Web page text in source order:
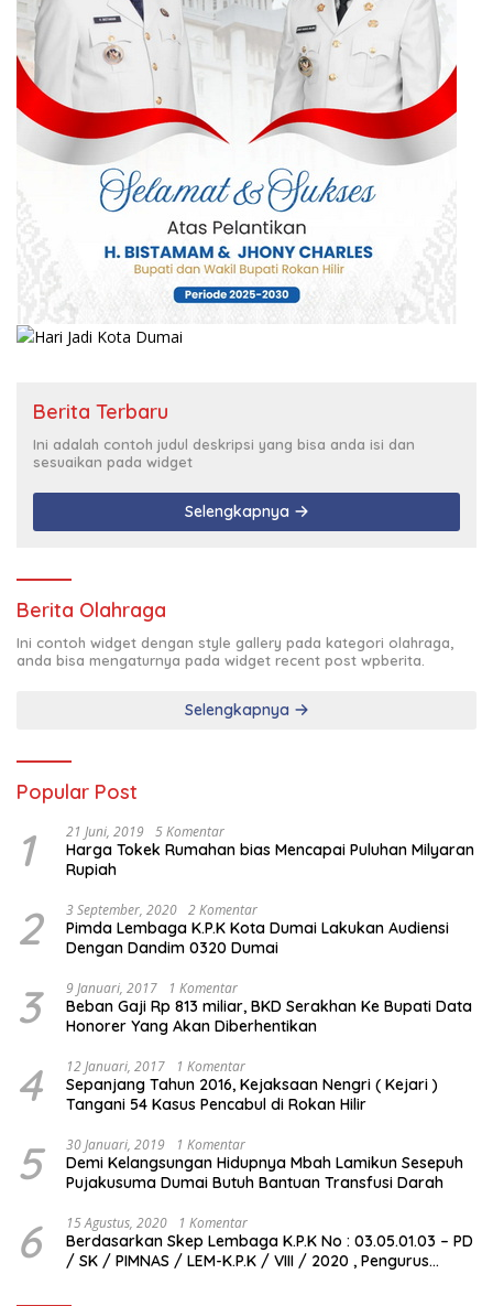
Berita Terbaru
Ini adalah contoh judul deskripsi yang bisa anda isi dan
sesuaikan pada widget
Selengkapnya
Berita Olahraga
Ini contoh widget dengan style gallery pada kategori olahraga,
anda bisa mengaturnya pada widget recent post wpberita.
Selengkapnya
Popular Post
1 21 Juni, 2019 5 Komentar
Harga Tokek Rumahan bias Mencapai Puluhan Milyaran
Rupiah
2 3 September, 2020 2 Komentar
Pimda Lembaga K.P.K Kota Dumai Lakukan Audiensi
Dengan Dandim 0320 Dumai
3 9 Januari, 2017 1 Komentar
Beban Gaji Rp 813 miliar, BKD Serakhan Ke Bupati Data
Honorer Yang Akan Diberhentikan
4 12 Januari, 2017 1 Komentar
Sepanjang Tahun 2016, Kejaksaan Nengri ( Kejari )
Tangani 54 Kasus Pencabul di Rokan Hilir
5 30 Januari, 2019 1 Komentar
Demi Kelangsungan Hidupnya Mbah Lamikun Sesepuh
Pujakusuma Dumai Butuh Bantuan Transfusi Darah
6 15 Agustus, 2020 1 Komentar
Berdasarkan Skep Lembaga K.P.K No : 03.05.01.03 – PD
/ SK / PIMNAS / LEM-K.P.K / VIII / 2020 , Pengurus